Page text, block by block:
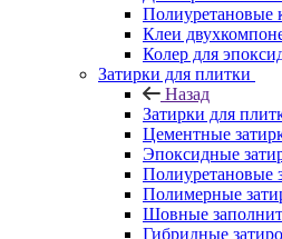
Полиуретановые
Клеи
Колер для
Затирки для плитки
Назад
Затирки для
Цементные
Эпоксидные
Полиуретановые
Полимерные
Шовные
Гибридные